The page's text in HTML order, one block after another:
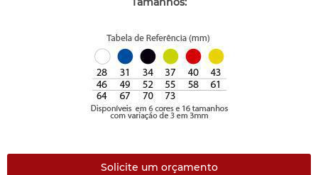
Solicite um orçamento